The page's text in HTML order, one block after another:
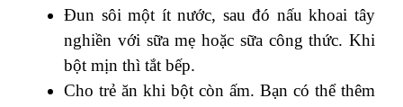
Đun sôi một ít nước, sau đó nấu khoai tây
nghiền với sữa mẹ hoặc sữa công thức. Khi
bột mịn thì tắt bếp.
Cho trẻ ăn khi bột còn ấm. Bạn có thể thêm